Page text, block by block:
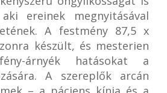
ereinek megnyitásával
A festmény 87,5 x
készült, és mesterien
árnyék hatásokat a
A szereplők arcán